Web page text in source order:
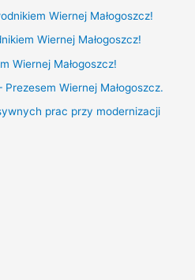
Wiernej Małogoszcz!
Wiernej Małogoszcz!
Wiernej Małogoszcz!
Wiernej Małogoszcz.
prac przy modernizacji